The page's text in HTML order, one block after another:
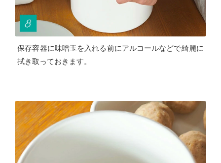
保存容器に味噌玉を入れる前にアルコールなどで綺麗に
拭き取っておきます。